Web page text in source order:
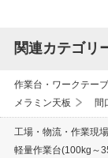
関連カテゴリ
作業台・ワークテー
メラミン天板
間
工場・物流・作業現
軽量作業台(100kg～